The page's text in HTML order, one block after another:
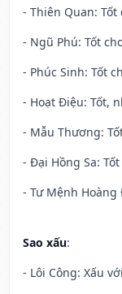
- Thiên Quan: Tốt
- Ngũ Phú: Tốt
- Phúc Sinh: Tốt
- Hoạt Điệu: Tốt,
- Mẫu Thương:
- Đại Hồng Sa:
- Tư Mệnh Hoàng
Sao xấu:
- Lôi Công: Xấu